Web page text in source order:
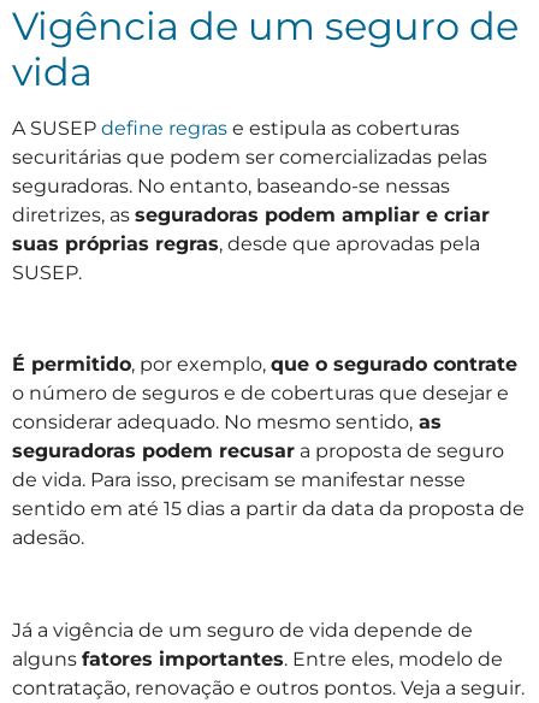
Vigência de um seguro de
vida
A SUSEP define regras e estipula as coberturas
securitárias que podem ser comercializadas pelas
seguradoras. No entanto, baseando-se nessas
diretrizes, as seguradoras podem ampliar e criar
suas próprias regras, desde que aprovadas pela
SUSEP.
É permitido, por exemplo, que o segurado contrate
o número de seguros e de coberturas que desejar e
considerar adequado. No mesmo sentido, as
seguradoras podem recusar a proposta de seguro
de vida. Para isso, precisam se manifestar nesse
sentido em até 15 dias a partir da data da proposta de
adesão.
Já a vigência de um seguro de vida depende de
alguns fatores importantes. Entre eles, modelo de
contratação, renovação e outros pontos. Veja a seguir.